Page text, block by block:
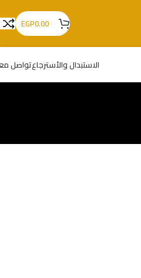
EGP0.00
الاستبدال والأسترجاعتواصل